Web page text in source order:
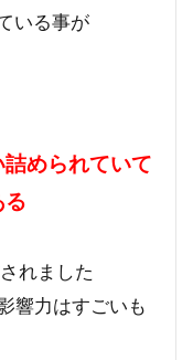
いる事が
められていて
る
れました
響力はすごいも